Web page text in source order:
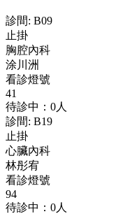
診間: B09
止掛
胸腔內科
涂川洲
看診燈號
41
待診中：0人
診間: B19
止掛
心臟內科
林彤宥
看診燈號
94
待診中：0人